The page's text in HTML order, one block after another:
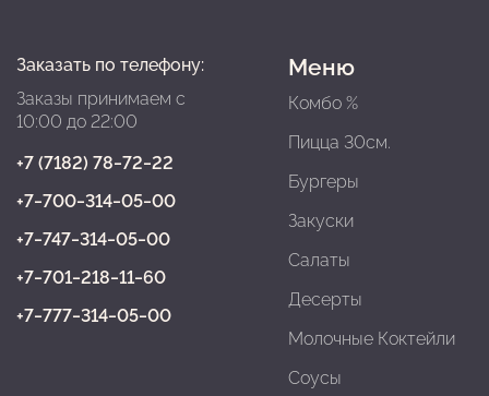
Заказать по телефону:
Заказы принимаем с
10:00 до 22:00
+7 (7182) 78‒72‒22
+7‒700‒314‒05‒00
+7‒747‒314‒05‒00
+7‒701‒218‒11‒60
+7‒777‒314‒05‒00
Меню
Комбо %
Пицца 30см.
Бургеры
Закуски
Салаты
Десерты
Молочные Коктейли
Соусы